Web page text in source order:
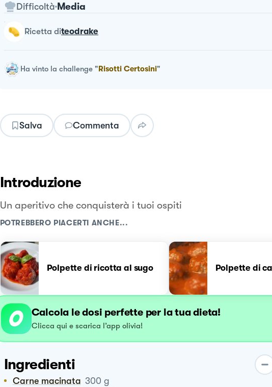
Difficoltà Media
ricetta diteodrake
Ha vinto la challenge"Risotti Certosini"
Salva Commenta
Introduzione
Un aperitivo che conquisterà i tuoi ospiti
POTREBBERO PIACERTI ANCHE...
Polpette di ricotta al sugo Polpette di
Calcola le dosi perfette per la tua dieta!
Clicca qui e scarica l’app olivia!
Ingredienti
Carne macinata 300 g